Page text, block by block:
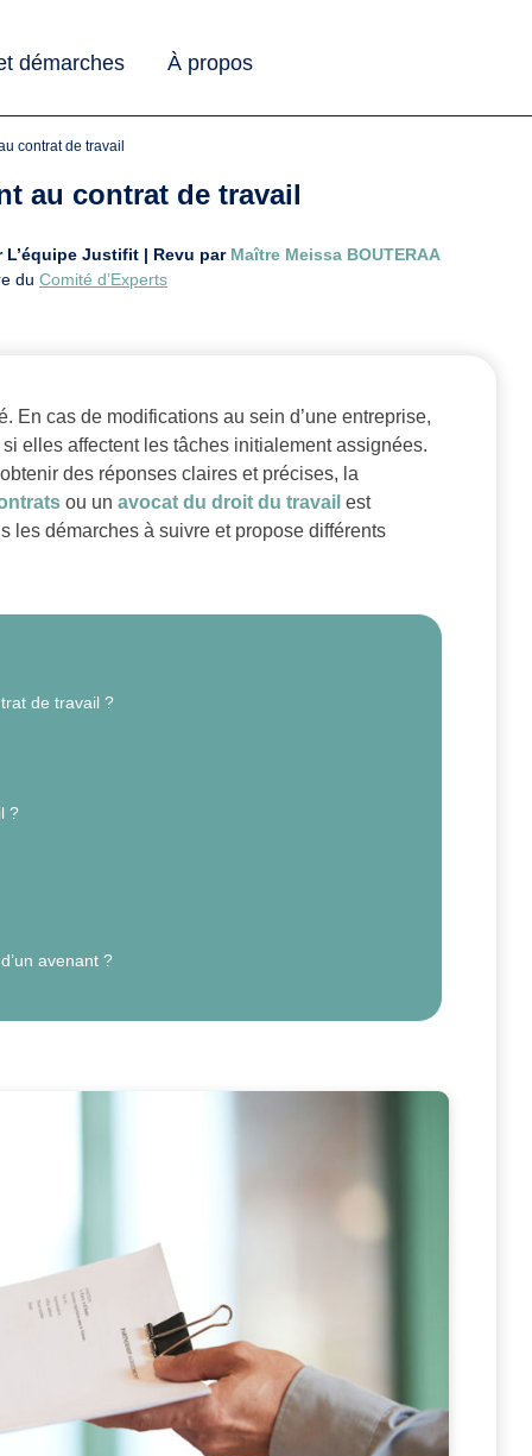
démarches À propos
contrat de travail
au contrat de travail
L’équipe Justifit | Revu par Maître Meissa BOUTERAA
du Comité d’Experts
En cas de modifications au sein d’une entreprise,
elles affectent les tâches initialement assignées.
des réponses claires et précises, la
ou un avocat du droit du travail est
les démarches à suivre et propose différents
de travail ?
?
avenant ?